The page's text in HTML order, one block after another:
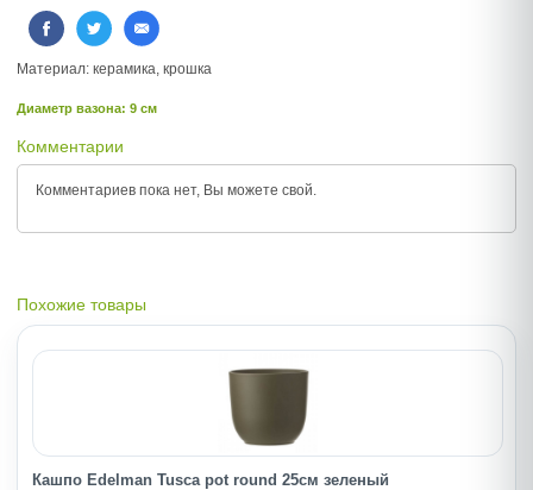
Материал: керамика, крошка
Диаметр вазона: 9 см
Комментарии
Комментариев пока нет, Вы можете свой.
Похожие товары
Кашпо Edelman Tusca pot round 25cм зеленый